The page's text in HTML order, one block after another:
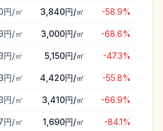
円/㎡ 3,840円/㎡ -58.9%
円/㎡ 3,000円/㎡ -68.6%
円/㎡ 5,150円/㎡ -47.3%
円/㎡ 4,420円/㎡ -55.8%
円/㎡ 3,410円/㎡ -66.9%
円/㎡ 1,690円/㎡ -84.1%